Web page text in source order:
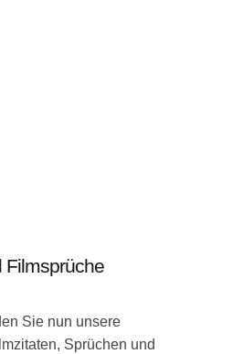
Filmsprüche
Sie nun unsere
Sprüchen und